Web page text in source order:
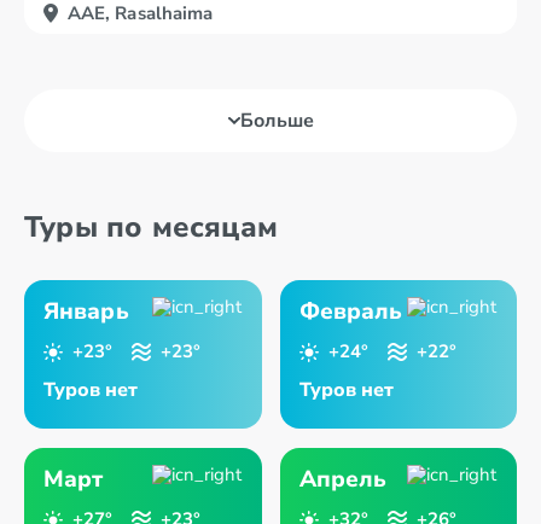
AAE, Rasalhaima
Больше
Туры по месяцам
Январь
+23° +23°
Туров нет
Февраль
+24° +22°
Туров нет
Март
+27° +23°
Апрель
+32° +26°